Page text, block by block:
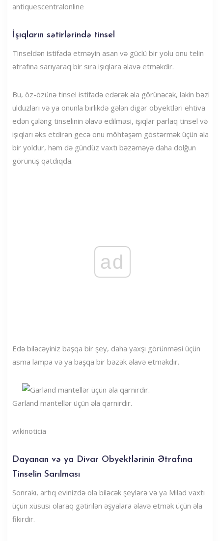
antiquescentralonline
İşıqların sətirlərində tinsel
Tinseldən istifadə etməyin asan və güclü bir yolu onu telin
ətrafına sarıyaraq bir sıra işıqlara əlavə etməkdir.
Bu, öz-özünə tinsel istifadə edərək əla görünəcək, lakin bəzi
ulduzları və ya onunla birlikdə gələn digər obyektləri ehtiva
edən çələng tinselinin əlavə edilməsi, işıqlar parlaq tinsel və
işıqları əks etdirən gecə onu möhtəşəm göstərmək üçün əla
bir yoldur, həm də gündüz vaxtı bəzəməyə daha dolğun
görünüş qatdıqda.
ad
Edə biləcəyiniz başqa bir şey, daha yaxşı görünməsi üçün
asma lampa və ya başqa bir bəzək əlavə etməkdir.
Garland mantellər üçün əla qarnirdir.
wikinoticia
Dayanan və ya Divar Obyektlərinin Ətrafına
Tinselin Sarılması
Sonrakı, artıq evinizdə ola biləcək şeylərə və ya Milad vaxtı
üçün xüsusi olaraq gətirilən əşyalara əlavə etmək üçün əla
fikirdir.